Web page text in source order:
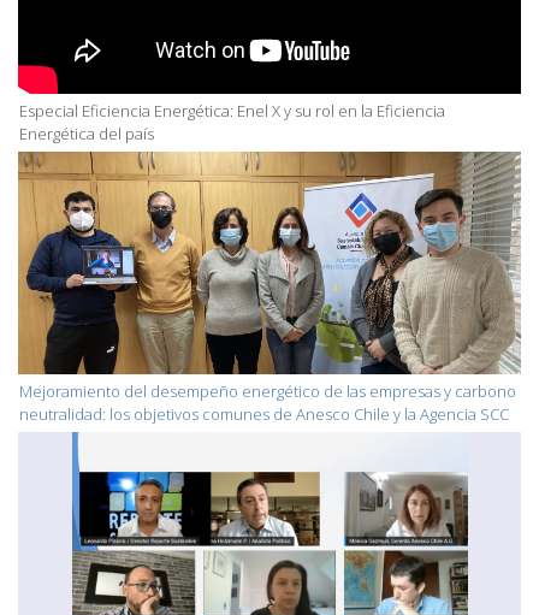
Especial Eficiencia Energética: Enel X y su rol en la Eficiencia
Energética del país
Mejoramiento del desempeño energético de las empresas y carbono
neutralidad: los objetivos comunes de Anesco Chile y la Agencia SCC